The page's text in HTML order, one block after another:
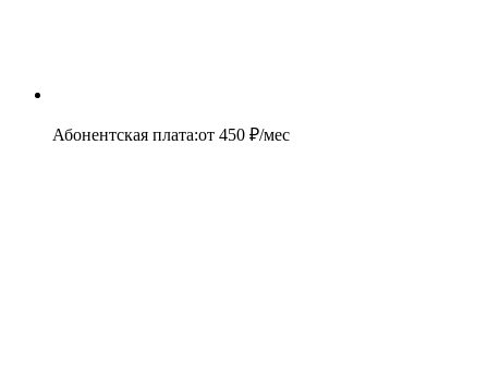
Абонентская плата:от 450 ₽/мес